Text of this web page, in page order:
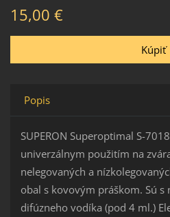
15,00 €
Popis
SUPERON Superoptimal S-
univerzálnym použitím na
nelegovaných a
obal s kovovým práškom. Sú s
difúzneho vodíka (pod 4 ml.)